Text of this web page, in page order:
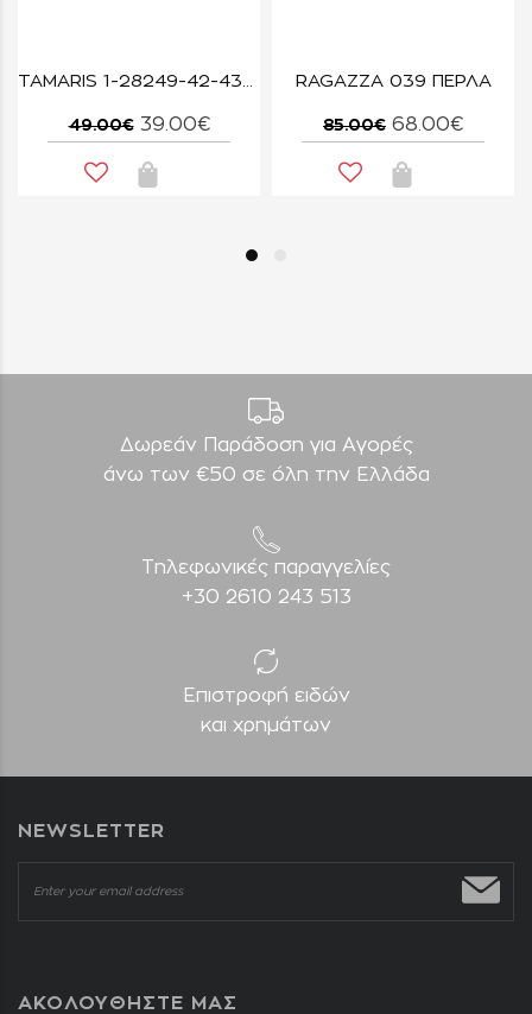
TAMARIS 1-28249-42-430 IVORY COMB
49.00€ 39.00€
RAGAZZA 039 ΠΕΡΛΑ
85.00€ 68.00€
Δωρεάν Παράδοση για Aγορές
άνω των €50 σε όλη την Ελλάδα
Τηλεφωνικές παραγγελίες
+30 2610 243 513
Επιστροφή ειδών
και χρημάτων
NEWSLETTER
ΑΚΟΛΟΥΘΗΣΤΕ ΜΑΣ